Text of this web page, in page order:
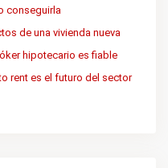
conseguirla
de una vivienda nueva
hipotecario es fiable
rent es el futuro del sector